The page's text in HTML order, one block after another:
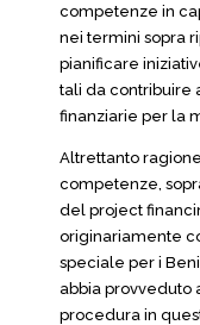
competenze in
nei termini sopra
pianificare
tali da contribuire
finanziarie per la
Altrettanto
competenze,
del project
originariamente
speciale per i
abbia provveduto
procedura in